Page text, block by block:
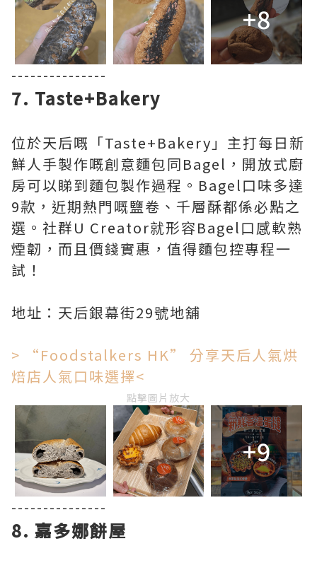
+8
---------------
7. Taste+Bakery
位於天后嘅「Taste+Bakery」主打每日新
鮮人手製作嘅創意麵包同Bagel，開放式廚
房可以睇到麵包製作過程。Bagel口味多達
9款，近期熱門嘅鹽卷、千層酥都係必點之
選。社群U Creator就形容Bagel口感軟熟
煙韌，而且價錢實惠，值得麵包控專程一
試！
地址：天后銀幕街29號地舖
> “Foodstalkers HK” 分享天后人氣烘
焙店人氣口味選擇<
點擊圖片放大
+9
---------------
8. 嘉多娜餅屋